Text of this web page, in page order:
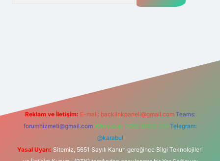
Reklam ve İletişim: E-mail: backlinkpaneli@gmail.com Teams:
forumhizmeti@gmail.com Whatsapp: 0262 606 0 726 Telegram:
@karabul
Yasal Uyarı: Sitemiz, 5651 Sayılı Kanun gereğince Bilgi Teknolojileri